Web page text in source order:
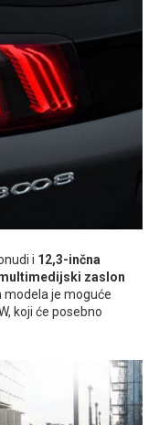
i 12,3-inčna
zaslon
modela je moguće
koji će posebno